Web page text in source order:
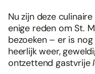
Nu zijn deze
enige reden om St.
bezoeken – er is
heerlijk weer,
ontzettend gastvrije